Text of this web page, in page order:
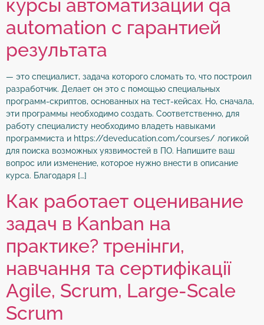
курсы автоматизации qa
automation с гарантией
результата
— это специалист, задача которого сломать то, что построил
разработчик. Делает он это с помощью специальных
программ-скриптов, основанных на тест-кейсах. Но, сначала,
эти программы необходимо создать. Соответственно, для
работу специалисту необходимо владеть навыками
программиста и https://deveducation.com/courses/ логикой
для поиска возможных уязвимостей в ПО. Напишите ваш
вопрос или изменение, которое нужно внести в описание
курса. Благодаря […]
Как работает оценивание
задач в Kanban на
практике? тренінги,
навчання та сертифікації
Agile, Scrum, Large-Scale
Scrum